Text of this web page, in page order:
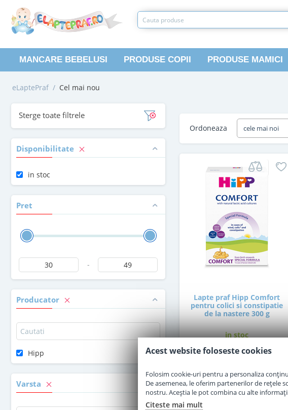
MANCARE BEBELUSI PRODUSE COPII PRODUSE MAMICI
eLaptePraf / Cel mai nou
Sterge toate filtrele
Disponibilitate
in stoc
Pret
-
Producator
Hipp
Varsta
Ordoneaza cele mai noi
Lapte praf Hipp Comfort
pentru colici si constipatie
de la nastere 300 g
in stoc
Lei
Adauga in cos
Acest website foloseste cookies
Folosim cookie-uri pentru a personaliza
De asemenea, le oferim partenerilor de rețele
nostru. Aceștia le pot combina cu alte
Citeste mai mult